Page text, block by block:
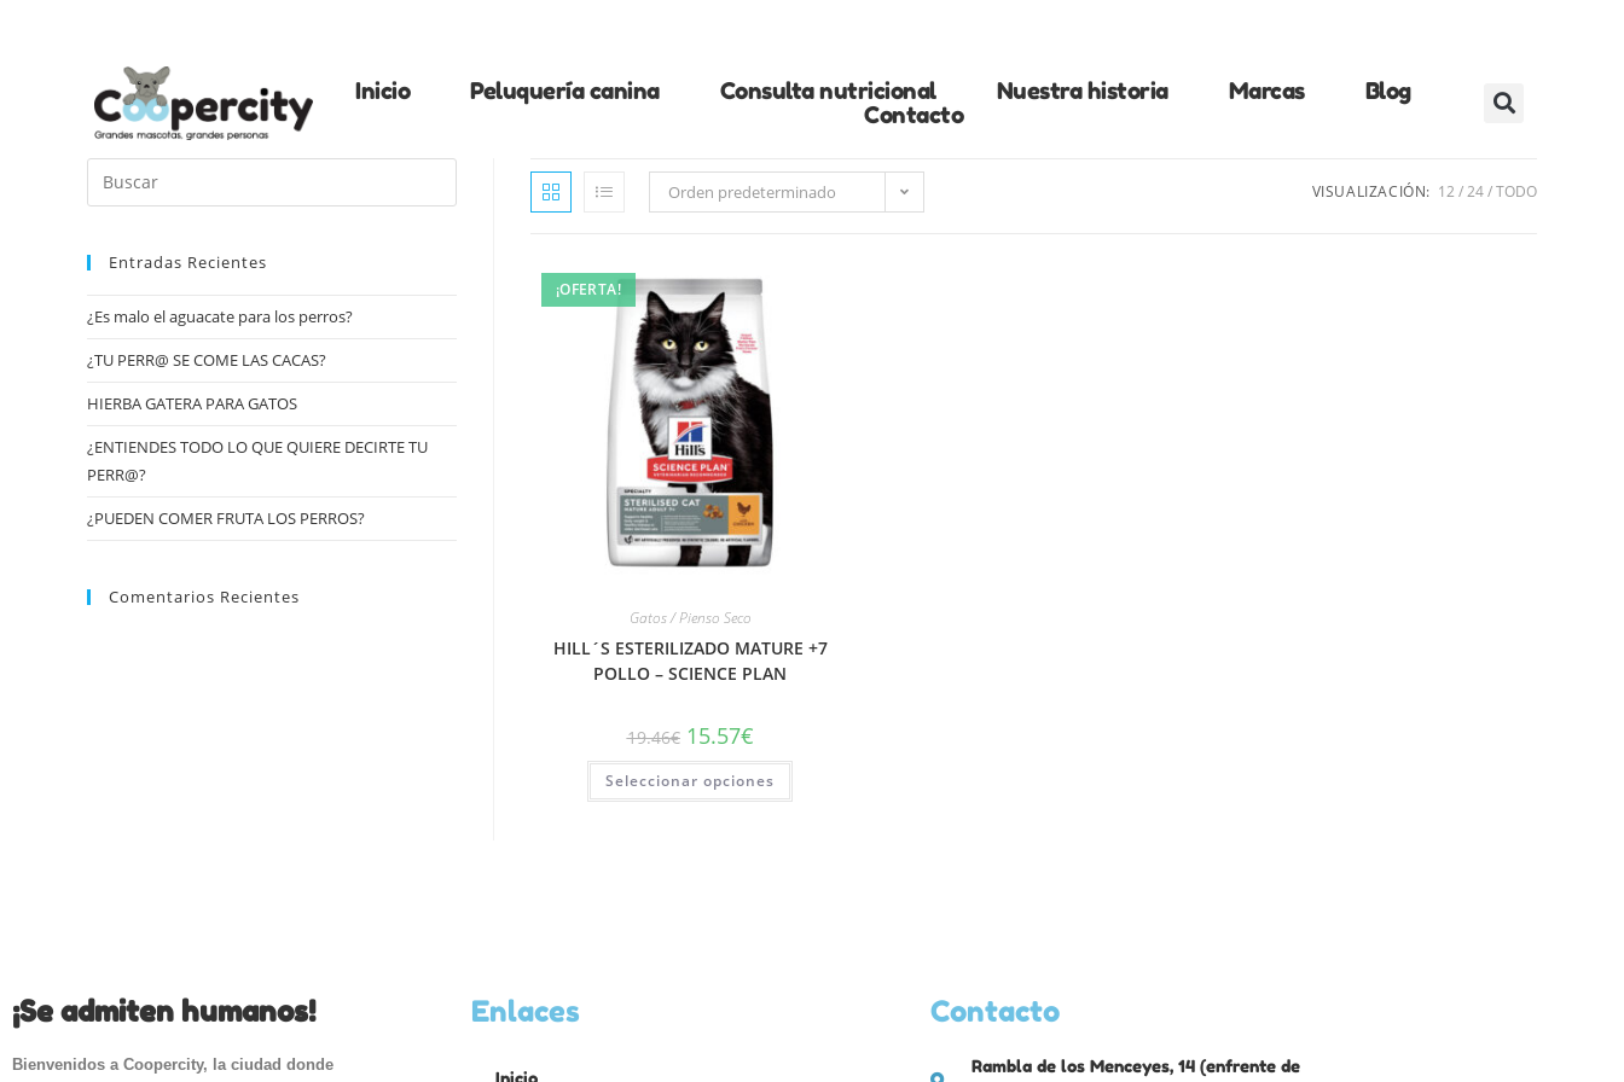
Inicio Peluquería canina Consulta nutricional Nuestra historia Marcas
Blog
Contacto
Orden predeterminado VISUALIZACIÓN: 12 24 TODO
¡OFERTA!
Gatos / Pienso Seco
HILL´S ESTERILIZADO MATURE +7
POLLO – SCIENCE PLAN
19.46€ 15.57€
Seleccionar opciones
Entradas Recientes
¿Es malo el aguacate para los perros?
¿TU PERR@ SE COME LAS CACAS?
HIERBA GATERA PARA GATOS
¿ENTIENDES TODO LO QUE QUIERE DECIRTE TU
PERR@?
¿PUEDEN COMER FRUTA LOS PERROS?
Comentarios Recientes
¡Se admiten humanos!
Bienvenidos a Coopercity, la ciudad donde
Enlaces Contacto
Rambla de los Menceyes, 14 (enfrente de